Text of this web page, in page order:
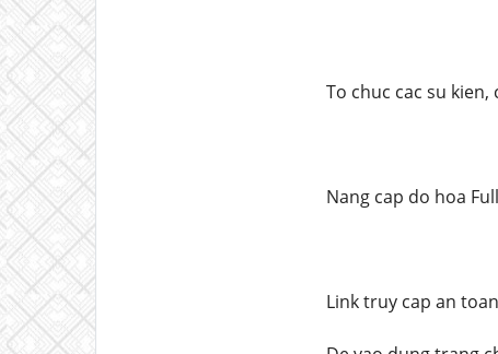
To chuc cac su
Nang cap do hoa
Link truy cap an